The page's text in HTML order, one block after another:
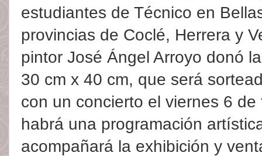
estudiantes de Técnico en
provincias de Coclé, Herrera y
pintor José Ángel Arroyo donó
30 cm x 40 cm, que será
con un concierto el viernes 6
habrá una programación
acompañará la exhibición y